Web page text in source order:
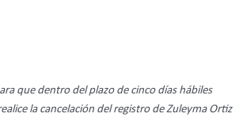
que dentro del plazo de cinco días hábiles
la cancelación del registro de Zuleyma Ortiz